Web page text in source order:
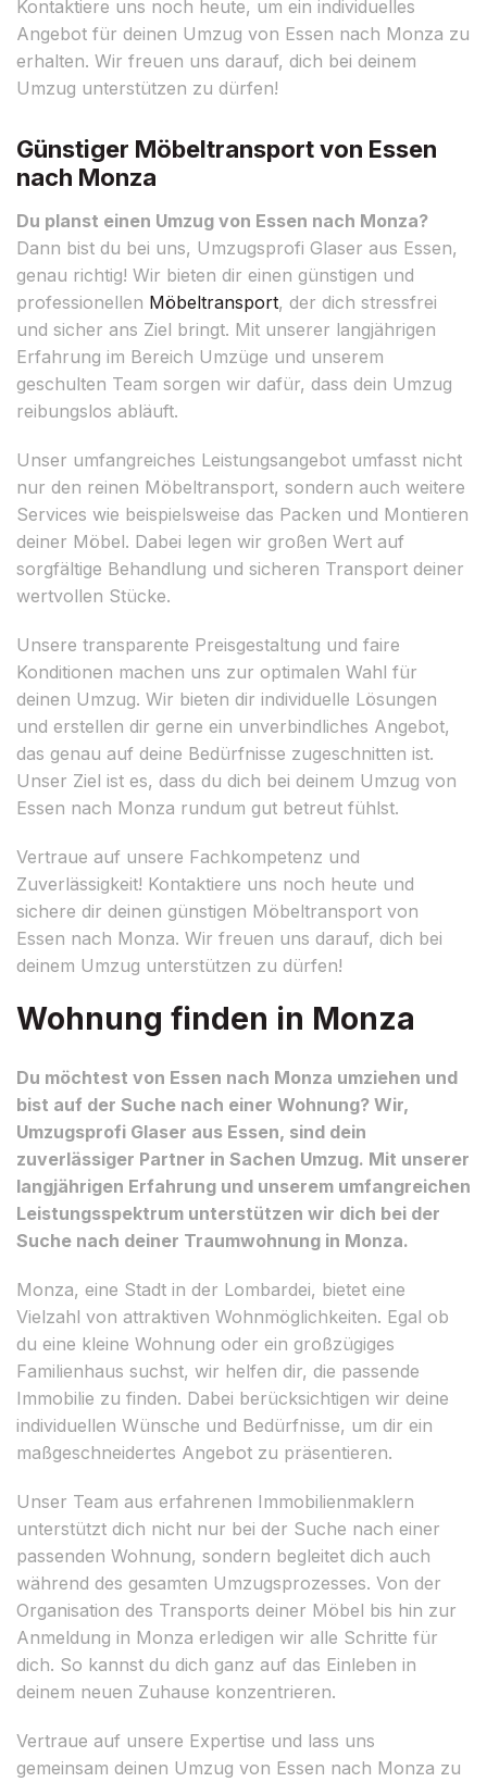
Kontaktiere uns noch heute, um ein individuelles
Angebot für deinen Umzug von Essen nach Monza zu
erhalten. Wir freuen uns darauf, dich bei deinem
Umzug unterstützen zu dürfen!
Günstiger Möbeltransport von Essen
nach Monza
Du planst einen Umzug von Essen nach Monza?
Dann bist du bei uns, Umzugsprofi Glaser aus Essen,
genau richtig! Wir bieten dir einen günstigen und
professionellen Möbeltransport, der dich stressfrei
und sicher ans Ziel bringt. Mit unserer langjährigen
Erfahrung im Bereich Umzüge und unserem
geschulten Team sorgen wir dafür, dass dein Umzug
reibungslos abläuft.
Unser umfangreiches Leistungsangebot umfasst nicht
nur den reinen Möbeltransport, sondern auch weitere
Services wie beispielsweise das Packen und Montieren
deiner Möbel. Dabei legen wir großen Wert auf
sorgfältige Behandlung und sicheren Transport deiner
wertvollen Stücke.
Unsere transparente Preisgestaltung und faire
Konditionen machen uns zur optimalen Wahl für
deinen Umzug. Wir bieten dir individuelle Lösungen
und erstellen dir gerne ein unverbindliches Angebot,
das genau auf deine Bedürfnisse zugeschnitten ist.
Unser Ziel ist es, dass du dich bei deinem Umzug von
Essen nach Monza rundum gut betreut fühlst.
Vertraue auf unsere Fachkompetenz und
Zuverlässigkeit! Kontaktiere uns noch heute und
sichere dir deinen günstigen Möbeltransport von
Essen nach Monza. Wir freuen uns darauf, dich bei
deinem Umzug unterstützen zu dürfen!
Wohnung finden in Monza
Du möchtest von Essen nach Monza umziehen und
bist auf der Suche nach einer Wohnung? Wir,
Umzugsprofi Glaser aus Essen, sind dein
zuverlässiger Partner in Sachen Umzug. Mit unserer
langjährigen Erfahrung und unserem umfangreichen
Leistungsspektrum unterstützen wir dich bei der
Suche nach deiner Traumwohnung in Monza.
Monza, eine Stadt in der Lombardei, bietet eine
Vielzahl von attraktiven Wohnmöglichkeiten. Egal ob
du eine kleine Wohnung oder ein großzügiges
Familienhaus suchst, wir helfen dir, die passende
Immobilie zu finden. Dabei berücksichtigen wir deine
individuellen Wünsche und Bedürfnisse, um dir ein
maßgeschneidertes Angebot zu präsentieren.
Unser Team aus erfahrenen Immobilienmaklern
unterstützt dich nicht nur bei der Suche nach einer
passenden Wohnung, sondern begleitet dich auch
während des gesamten Umzugsprozesses. Von der
Organisation des Transports deiner Möbel bis hin zur
Anmeldung in Monza erledigen wir alle Schritte für
dich. So kannst du dich ganz auf das Einleben in
deinem neuen Zuhause konzentrieren.
Vertraue auf unsere Expertise und lass uns
gemeinsam deinen Umzug von Essen nach Monza zu